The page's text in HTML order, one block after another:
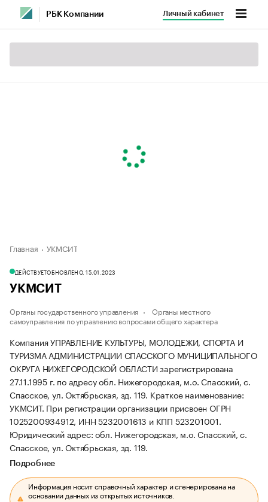
РБК Компании Личный кабинет
Главная УКМСИТ
ДЕЙСТВУЕТОБНОВЛЕНО, 15.01.2023
УКМСИТ
Органы государственного управления
Органы местного
самоуправления по управлению вопросами общего характера
Компания УПРАВЛЕНИЕ КУЛЬТУРЫ, МОЛОДЕЖИ, СПОРТА И
ТУРИЗМА АДМИНИСТРАЦИИ СПАССКОГО МУНИЦИПАЛЬНОГО
ОКРУГА НИЖЕГОРОДСКОЙ ОБЛАСТИ зарегистрирована
27.11.1995 г. по адресу обл. Нижегородская, м.о. Спасский, с.
Спасское, ул. Октябрьская, зд. 119. Краткое наименование:
УКМСИТ. При регистрации организации присвоен ОГРН
1025200934912, ИНН 5232001613 и КПП 523201001.
Юридический адрес: обл. Нижегородская, м.о. Спасский, с.
Спасское, ул. Октябрьская, зд. 119.
Подробнее
Информация носит справочный характер и сгенерирована на
основании данных из открытых источников.